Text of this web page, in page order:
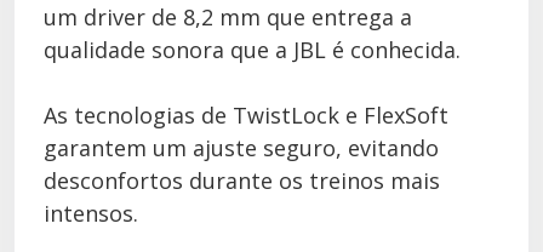
um driver de 8,2 mm que entrega a
qualidade sonora que a JBL é conhecida.
As tecnologias de TwistLock e FlexSoft
garantem um ajuste seguro, evitando
desconfortos durante os treinos mais
intensos.